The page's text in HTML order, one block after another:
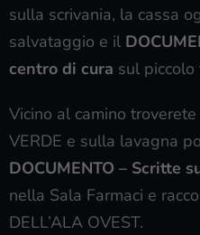
sulla scrivania, la cassa
salvataggio e il
centro di cura sul
Vicino al camino
VERDE e sulla lavagna
DOCUMENTO – Scritte
nella Sala Farmaci e
DELL’ALA OVEST.